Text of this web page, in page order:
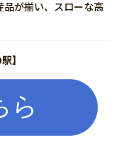
が揃い、スローな高
】